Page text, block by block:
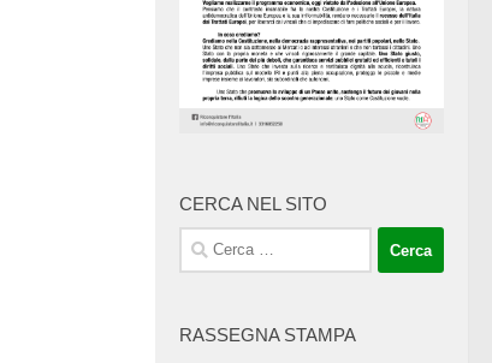
CERCA NEL SITO
Ricerca
per:
RASSEGNA STAMPA